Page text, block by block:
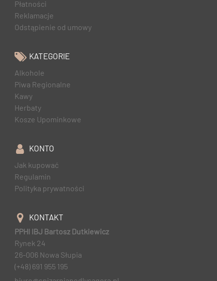
Płatności
Reklamacje
Odstąpienie od umowy
KATEGORIE
Alkohole
Piwa Regionalne
Kawy
Herbaty
Kosze Upominkowe
KONTO
Jak kupować
Regulamin
Polityka prywatności
KONTAKT
PPHI IBJ Bartosz Dutkiewicz
Rynek 24
26-006 Nowa Słupia
(+48) 691 955 195